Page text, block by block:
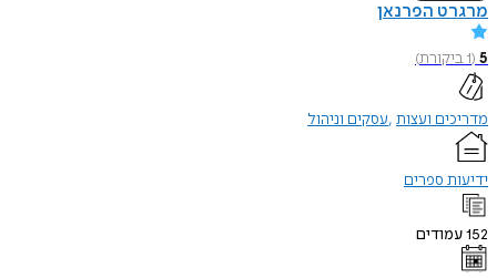
מרגרט הפרנאן
5
(
1ביקורת)
מדריכים ועצות עסקים וניהול
ידיעות ספרים
152עמודים